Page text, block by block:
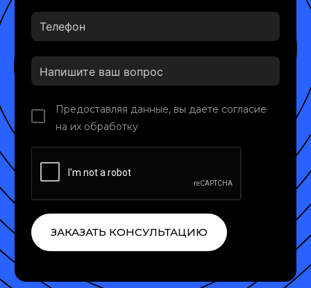
Предоставляя данные, вы даете согласие
на их обработку
ЗАКАЗАТЬ КОНСУЛЬТАЦИЮ